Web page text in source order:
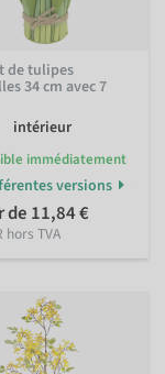
de tulipes
34 cm avec 7
intérieur
immédiatement
versions
de 11,84 €
hors TVA